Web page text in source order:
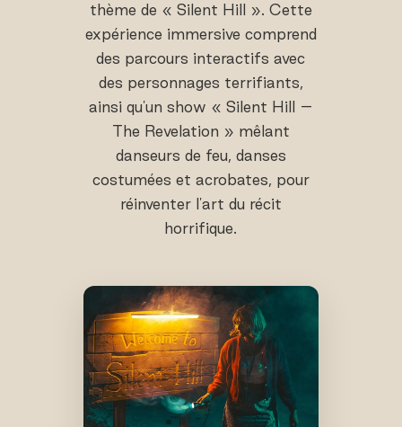
thème de « Silent Hill ». Cette
expérience immersive comprend
des parcours interactifs avec
des personnages terrifiants,
ainsi qu'un show « Silent Hill –
The Revelation » mêlant
danseurs de feu, danses
costumées et acrobates, pour
réinventer l'art du récit
horrifique.